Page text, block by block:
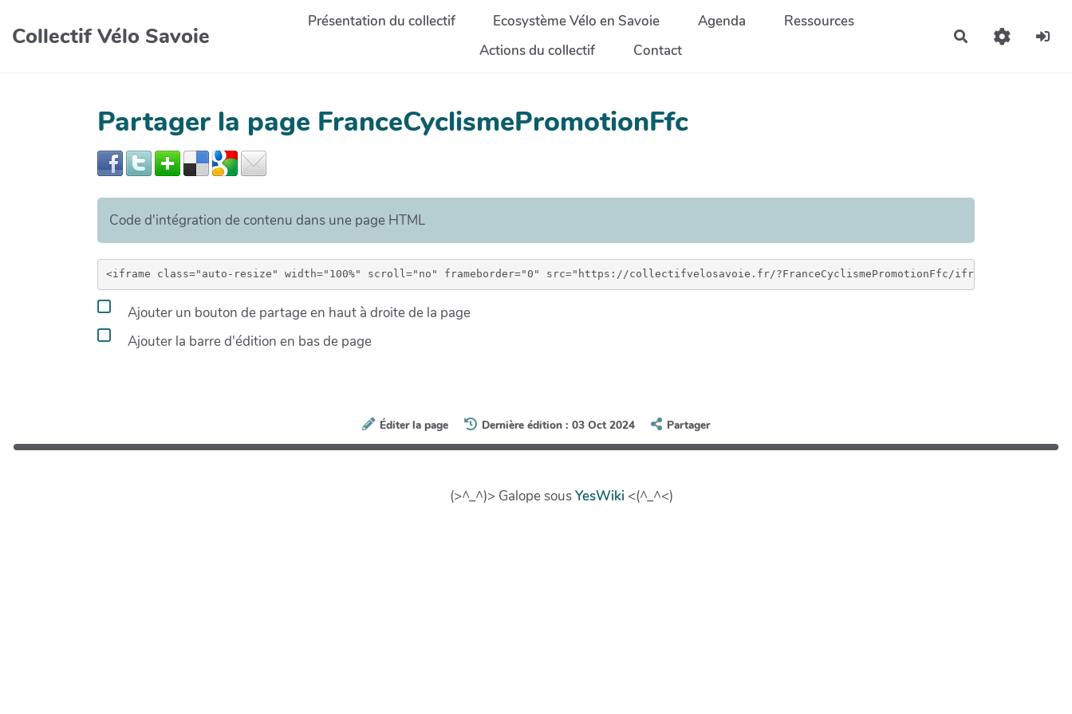
Collectif Vélo Savoie
Présentation du collectif Ecosystème Vélo en Savoie Agenda
Ressources
Actions du collectif
Contact
Rechercher
Partager la page FranceCyclismePromotionFfc
Code d'intégration de contenu dans une page HTML
Ajouter un bouton de partage en haut à droite de la page
Ajouter la barre d'édition en bas de page
Éditer la page Dernière édition : 03 Oct 2024 Partager
(>^_^)> Galope sousYesWiki <(^_^<)